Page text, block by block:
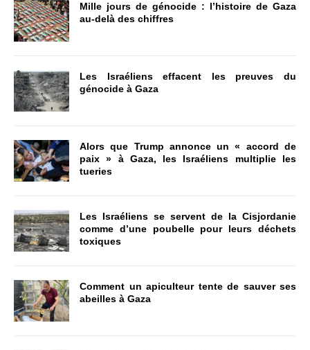
Mille jours de génocide : l’histoire de Gaza
au-delà des chiffres
Les Israéliens effacent les preuves du
génocide à Gaza
Alors que Trump annonce un « accord de
paix » à Gaza, les Israéliens multiplie les
tueries
Les Israéliens se servent de la Cisjordanie
comme d’une poubelle pour leurs déchets
toxiques
Comment un apiculteur tente de sauver ses
abeilles à Gaza